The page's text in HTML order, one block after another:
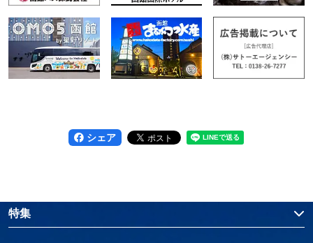
シェア
特集